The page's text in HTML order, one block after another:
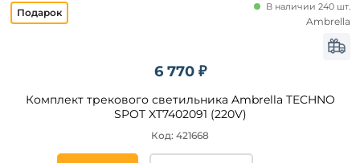
6 770 ₽
Комплект трекового светильника Ambrella TECHNO
SPOT XT7402091 (220V)
В наличии 240 шт.
Код: 421668
Ambrella